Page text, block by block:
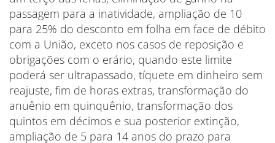
passagem para a inatividade, ampliação de 10
para 25% do desconto em folha em face de débito
com a União, exceto nos casos de reposição e
obrigações com o erário, quando este limite
poderá ser ultrapassado, tíquete em dinheiro sem
reajuste, fim de horas extras, transformação do
anuênio em quinquênio, transformação dos
quintos em décimos e sua posterior extinção,
ampliação de 5 para 14 anos do prazo para